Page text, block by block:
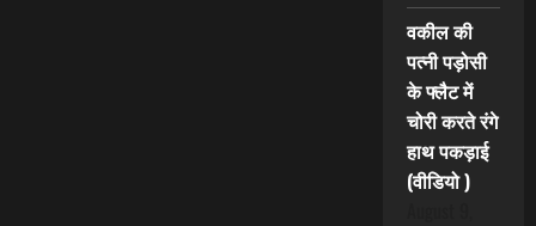
वकील की
पत्नी पड़ोसी
के फ्लैट में
चोरी करते रंगे
हाथ पकड़ाई
(वीडियो )